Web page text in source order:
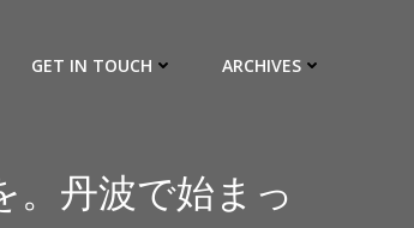
GET IN TOUCH ARCHIVES
。丹波で始まっ